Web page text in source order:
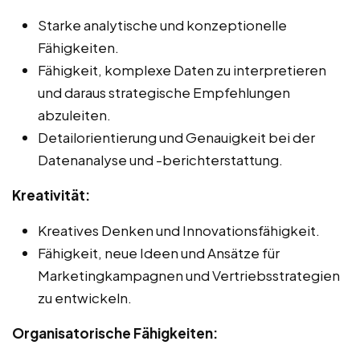
Starke analytische und konzeptionelle
Fähigkeiten.
Fähigkeit, komplexe Daten zu interpretieren
und daraus strategische Empfehlungen
abzuleiten.
Detailorientierung und Genauigkeit bei der
Datenanalyse und -berichterstattung.
Kreativität:
Kreatives Denken und Innovationsfähigkeit.
Fähigkeit, neue Ideen und Ansätze für
Marketingkampagnen und Vertriebsstrategien
zu entwickeln.
Organisatorische Fähigkeiten: